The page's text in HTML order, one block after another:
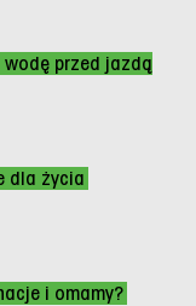
przed jazdą
dla życia
i omamy?